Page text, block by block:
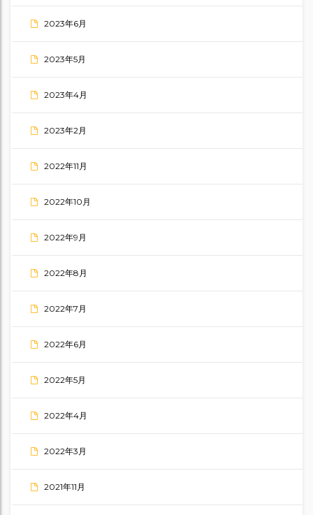
2023年6月
2023年5月
2023年4月
2023年2月
2022年11月
2022年10月
2022年9月
2022年8月
2022年7月
2022年6月
2022年5月
2022年4月
2022年3月
2021年11月